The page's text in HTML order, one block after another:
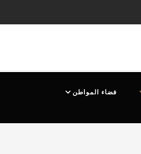
فضاء المواطن